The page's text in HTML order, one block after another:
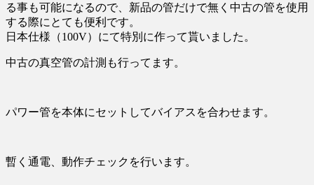
る事も可能になるので、新品の管だけで無く中古の管を使用
する際にとても便利です。
日本仕様（100V）にて特別に作って貰いました。
中古の真空管の計測も行ってます。
パワー管を本体にセットしてバイアスを合わせます。
暫く通電、動作チェックを行います。